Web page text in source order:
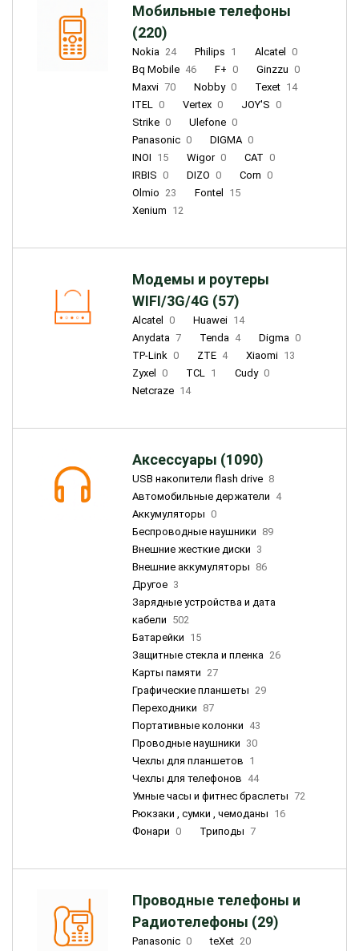
Мобильные телефоны
(220)
Nokia 24 Philips 1 Alcatel
0
Bq Mobile 46 F+ 0 Ginzzu 0
Maxvi 70 Nobby 0 Texet 14
ITEL 0 Vertex 0 JOY'S 0
Strike 0 Ulefone 0
Panasonic 0 DIGMA 0
INOI 15 Wigor 0 CAT 0
IRBIS 0 DIZO 0 Corn 0
Olmio 23 Fontel
15
Xenium 12
Модемы и роутеры
WIFI/3G/4G (57)
Alcatel 0 Huawei 14
Anydata 7 Tenda 4 Digma 0
TP-Link 0 ZTE 4 Xiaomi 13
Zyxel
0 TCL 1 Cudy 0
Netcraze 14
Аксессуары (1090)
USB накопители flash drive 8
Автомобильные держатели 4
Аккумуляторы 0
Беспроводные наушники 89
Внешние жесткие диски 3
Внешние аккумуляторы 86
Другое 3
Зарядные устройства и дата
кабели 502
Батарейки 15
Защитные стекла и пленка 26
Карты памяти 27
Графические планшеты 29
Переходники 87
Портативные колонки 43
Проводные наушники 30
Чехлы для планшетов 1
Чехлы для телефонов 44
Умные часы и фитнес браслеты 72
Рюкзаки , сумки , чемоданы 16
Фонари 0 Триподы 7
Проводные телефоны и
Радиотелефоны (29)
Panasonic 0 teXet 20